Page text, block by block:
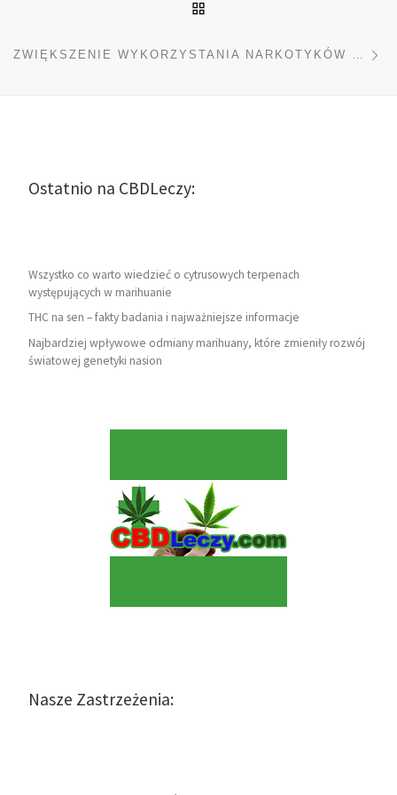
ZWIĘKSZENIE WYKORZYSTANIA NARKOTYKÓW PODCZAS COVID-19
Ostatnio na CBDLeczy:
Wszystko co warto wiedzieć o cytrusowych terpenach
występujących w marihuanie
THC na sen – fakty badania i najważniejsze informacje
Najbardziej wpływowe odmiany marihuany, które zmieniły rozwój
światowej genetyki nasion
Nasze Zastrzeżenia: